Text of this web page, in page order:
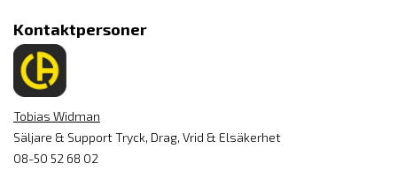
Kontaktpersoner
Tobias Widman
Säljare & Support Tryck, Drag, Vrid & Elsäkerhet
08-50 52 68 02